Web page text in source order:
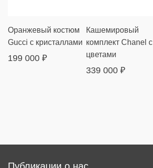
Оранжевый костюм
Gucci с кристаллами
199 000 ₽
Кашемировый
комплект Chanel с
цветами
339 000 ₽